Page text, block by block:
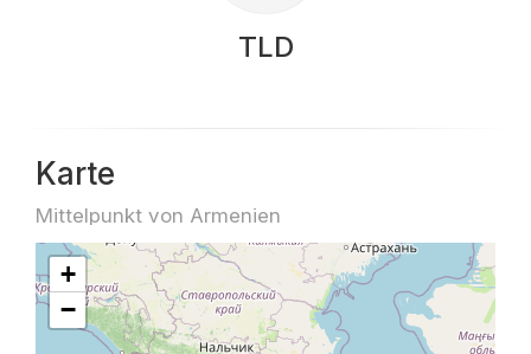
TLD
Karte
Mittelpunkt von Armenien
+
−